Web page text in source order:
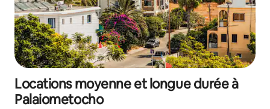
Locations moyenne et longue durée à
Palaiometocho